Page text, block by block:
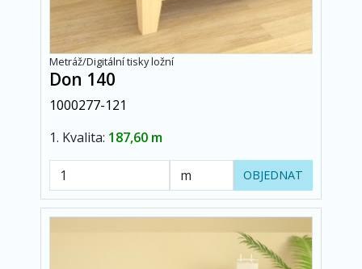
Metráž/Digitální tisky ložní
Don 140
1000277-121
1. Kvalita: 187,60 m
OBJEDNAT